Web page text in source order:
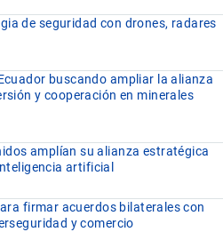
de seguridad con drones, radares
buscando ampliar la alianza
y cooperación en minerales
amplían su alianza estratégica
artificial
firmar acuerdos bilaterales con
y comercio